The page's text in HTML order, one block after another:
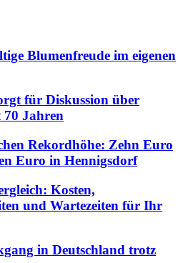
Blumenfreude im eigenen
für Diskussion über
Jahren
Rekordhöhe: Zehn Euro
Euro in Hennigsdorf
Kosten,
und Wartezeiten für Ihr
in Deutschland trotz